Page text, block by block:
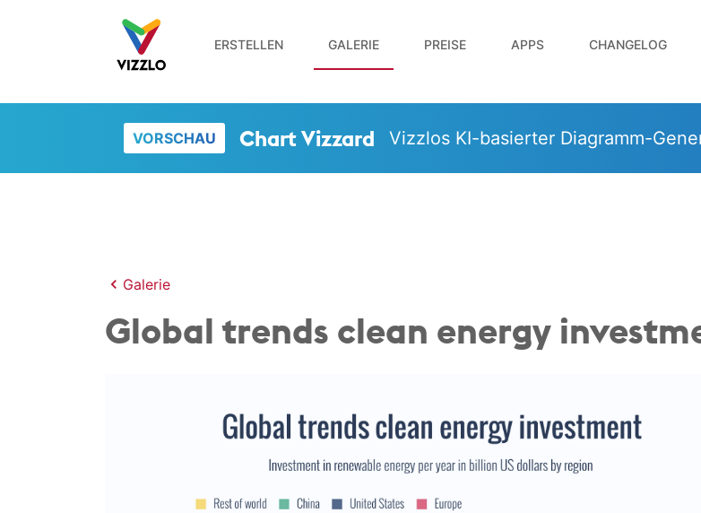
ERSTELLEN GALERIE PREISE APPS CHANGELOG
VORSCHAU Chart Vizzard Vizzlos KI-basierter Diagramm-
Galerie
Global trends clean energy